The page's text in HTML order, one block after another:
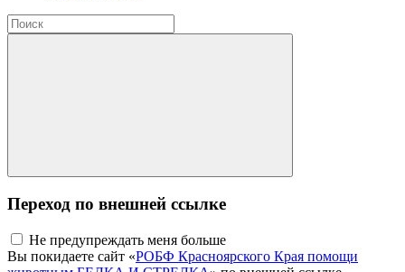
Переход по внешней ссылке
Не предупреждать меня больше
Вы покидаете сайт «РОБФ Красноярского Края помощи